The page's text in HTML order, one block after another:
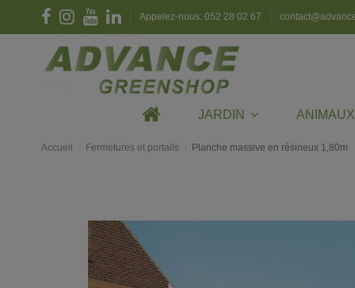
Appelez-nous: 052 28 02 67
JARDIN ANIMAUX
Accueil Fermetures et portails Planche massive en résineux 1,80m